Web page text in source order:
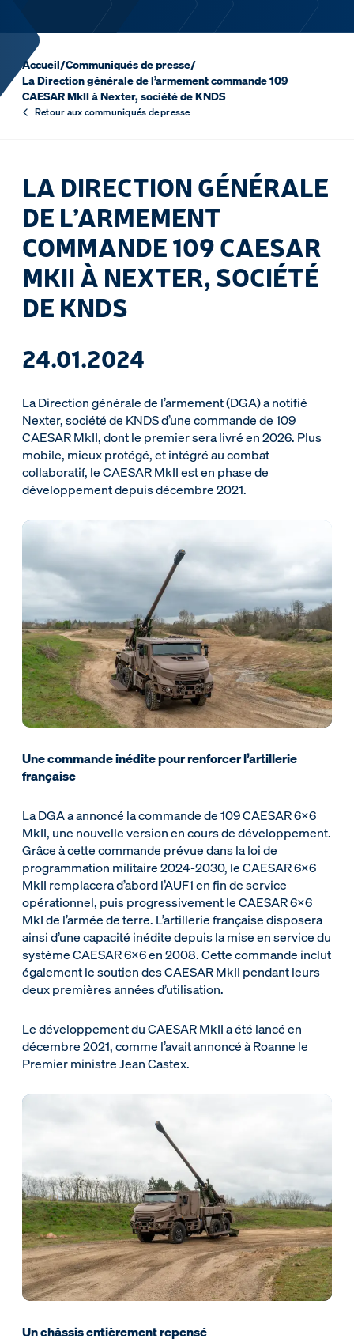
Accueil/Communiqués de presse/
La Direction générale de l’armement commande 109
CAESAR MkII à Nexter, société de KNDS
Retour aux communiqués de presse
LA DIRECTION GÉNÉRALE
DE L’ARMEMENT
COMMANDE 109 CAESAR
MKII À NEXTER, SOCIÉTÉ
DE KNDS
24.01.2024
La Direction générale de l’armement (DGA) a notifié
Nexter, société de KNDS d’une commande de 109
CAESAR MkII, dont le premier sera livré en 2026. Plus
mobile, mieux protégé, et intégré au combat
collaboratif, le CAESAR MkII est en phase de
développement depuis décembre 2021.
Une commande inédite pour renforcer l’artillerie
française
La DGA a annoncé la commande de 109 CAESAR 6x6
MkII, une nouvelle version en cours de développement.
Grâce à cette commande prévue dans la loi de
programmation militaire 2024-2030, le CAESAR 6x6
MkII remplacera d’abord l’AUF1 en fin de service
opérationnel, puis progressivement le CAESAR 6x6
MkI de l’armée de terre. L’artillerie française disposera
ainsi d’une capacité inédite depuis la mise en service du
système CAESAR 6x6 en 2008. Cette commande inclut
également le soutien des CAESAR MkII pendant leurs
deux premières années d’utilisation.
Le développement du CAESAR MkII a été lancé en
décembre 2021, comme l’avait annoncé à Roanne le
Premier ministre Jean Castex.
Un châssis entièrement repensé